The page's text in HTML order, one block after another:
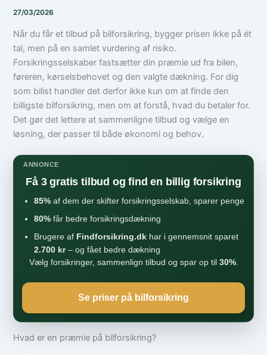
27/03/2026
Når du får et tilbud på bilforsikring, bygger prisen ikke på ét
tal, men på en samlet vurdering af risiko.
Forsikringsselskaber fastsætter din præmie ud fra bilen,
føreren, kørselsbehovet og den valgte dækning. For dig
som bilist handler det derfor ikke kun om at finde den
billigste bilforsikring, men om at forstå, hvad du betaler for.
Det gør det lettere at sammenligne tilbud og vælge en
løsning, der passer til både økonomi og behov.
ANNONCE
Få 3 gratis tilbud og find en billig forsikring
85% af dem der skifter forsikringsselskab, sparer penge
80% får bedre forsikringsdækning
Brugere af Findforsikring.dk har i gennemsnit sparet
2.700 kr– og fået bedre dækning
Vælg forsikringer, sammenlign tilbud og spar op til 30%.
Se priser på bilforsikring
Hvad er en præmie på bilforsikring?